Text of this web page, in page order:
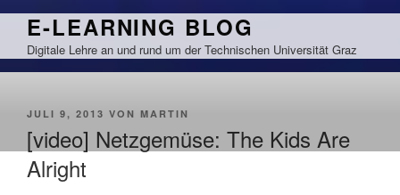
Zum
springen
E-LEARNING BLOG
Digitale Lehre an und rund um der Technischen Universität Graz
VERÖFFENTLICHT
JULI 9, 2013 VON MARTIN
[video] Netzgemüse: The Kids Are
Alright